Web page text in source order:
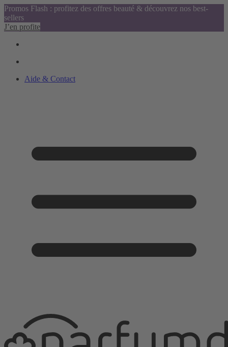
Promos Flash : profitez des offres beauté & découvrez nos best-
sellers
J’en profite
Aide & Contact